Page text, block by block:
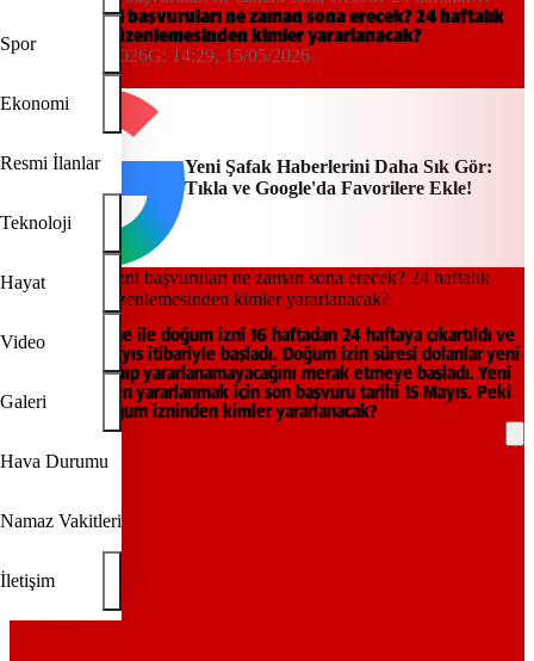
Spor
Ekonomi
Resmi İlanlar
Teknoloji
Hayat
Video
Galeri
Hava Durumu
Namaz Vakitleri
İletişim
doğum izni düzenlemesinden kimler yararlanacak?
Ek doğum izni başvuruları ne zaman sona erecek? 24 haftalık
doğum izni düzenlemesinden kimler yararlanacak?
14:29, 15/05/2026G: 14:29, 15/05/2026
Yeni Şafak Haberlerini Daha Sık Gör:
Tıkla ve Google'da Favorilere Ekle!
Yeni düzenleme ile doğum izni 16 haftadan 24 haftaya çıkartıldı ve
uygulama 1 Mayıs itibariyle başladı. Doğum izin süresi dolanlar yeni
haktan yararlanıp yararlanamayacağını merak etmeye başladı. Yeni
doğum izninden yararlanmak için son başvuru tarihi 15 Mayıs. Peki
24 haftalık doğum izninden kimler yararlanacak?